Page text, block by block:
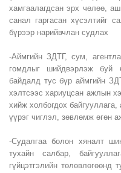
хамгаалагдсан эрх чөлөө,
санал гаргасан хүсэлтийг
бүрээр нарийвчлан судлах
-Аймгийн ЗДТГ, сум,
гомдлыг шийдвэрлэж буй
байдалд тус бүр аймгийн
хэлтсээс хариуцсан ажлын
хийж холбогдох
үүрэг чиглэл, зөвлөмж өгөн
-Судалгаа болон хяналт
тухайн салбар,
гүйцэтгэлийн төлөвлөгөөнд